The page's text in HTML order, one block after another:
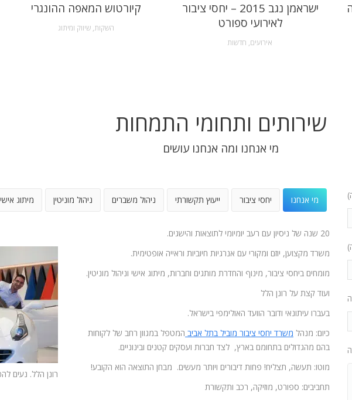
קיורטוש המאפה ההונגרי
השקות,שיווק ומיתוג
ישראמן נגב 2015 – יחסי ציבור
לאירועי ספורט
אירועים, חדשות
שירותים ותחומי התמחות
מי אנחנו ומה אנחנו עושים
מי אנחנו יחסי ציבור ייעוץ תקשורתי ניהול משברים ניהול מוניטין מיתוג אישי
20 שנה של ניסיון עם רעב יומיומי לתוצאות והישגים.
רונן הלל. נעים
משרד מקצוען, יוזם ומקורי עם אנרגיות חיוביות וראייה אופטימית.
מומחים ביחסי ציבור, מינוף והחדרת מותגים וחברות, מיתוג אישי וניהול מוניטין.
ועוד קצת על רונן הלל
בעברו עיתונאי ודובר הוועד האולימפי בישראל.
כיום: מנהל משרד יחסי ציבור מוביל בתל אביב המטפל במגוון רחב של לקוחות
בהם מהגדולים בתחומם בארץ, לצד חברות ועסקים קטנים ובינוניים.
מוטו: תעשה, תצליח! פחות דיבורים ויותר מעשים. מבחן התוצאה הוא הקובע!
תחביבים: ספורט, מוזיקה, רכב ותקשורת